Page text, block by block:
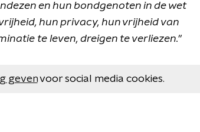
en hun bondgenoten in de wet
hun privacy, hun vrijheid van
te leven, dreigen te verliezen."
gevenvoor social media cookies.